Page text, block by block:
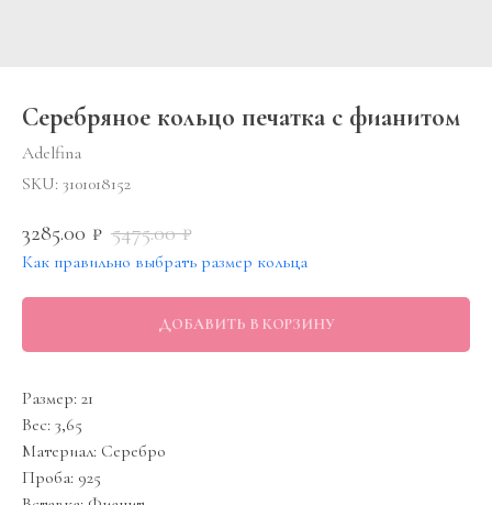
Серебряное кольцо печатка с фианитом
Adelfina
SKU: 3101018152
3285.00 ₽ 5475.00 ₽
Как правильно выбрать размер кольца
ДОБАВИТЬ В КОРЗИНУ
Размер: 21
Вес: 3,65
Материал: Серебро
Проба: 925